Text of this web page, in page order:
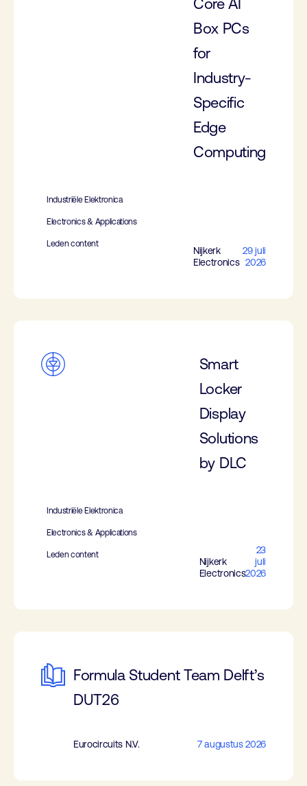
Core AI
Box PCs
for
Industry-
Specific
Edge
Computing
Industriële Elektronica
Electronics & Applications
Leden content
Nijkerk
Electronics
29 juli
2026
Smart
Locker
Display
Solutions
by DLC
Industriële Elektronica
Electronics & Applications
Leden content
Nijkerk
Electronics
23
juli
2026
Formula Student Team Delft’s
DUT26
Eurocircuits N.V. 7 augustus 2026